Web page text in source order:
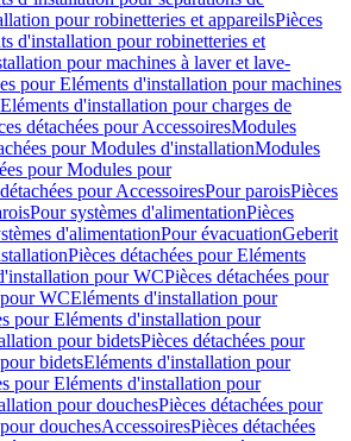
pour robinetteries et appareilsPièces
d'installation pour robinetteries et
pour machines à laver et lave-
pour Eléments d'installation pour machines
Eléments d'installation pour charges de
détachées pour AccessoiresModules
pour Modules d'installationModules
pour Modules pour
pour AccessoiresPour paroisPièces
Pour systèmes d'alimentationPièces
d'alimentationPour évacuationGeberit
Pièces détachées pour Eléments
pour WCPièces détachées pour
WCEléments d'installation pour
pour Eléments d'installation pour
pour bidetsPièces détachées pour
bidetsEléments d'installation pour
pour Eléments d'installation pour
pour douchesPièces détachées pour
douchesAccessoiresPièces détachées